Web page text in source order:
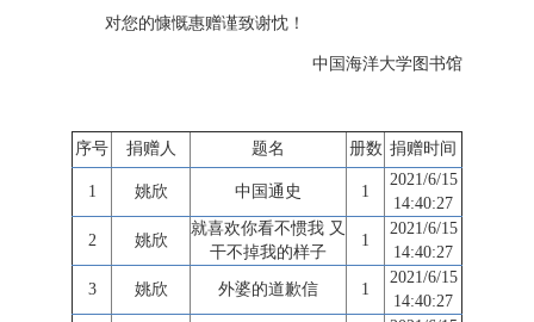
对您的慷慨惠赠谨致谢忱！
中国海洋大学图书馆
序号 捐赠人 题名 册数 捐赠时间
1 姚欣 中国通史 1
2021/6/15
14:40:27
2 姚欣
就喜欢你看不惯我 又
干不掉我的样子
1
2021/6/15
14:40:27
3 姚欣 外婆的道歉信 1
2021/6/15
14:40:27